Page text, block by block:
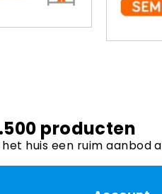
producten
huis een ruim